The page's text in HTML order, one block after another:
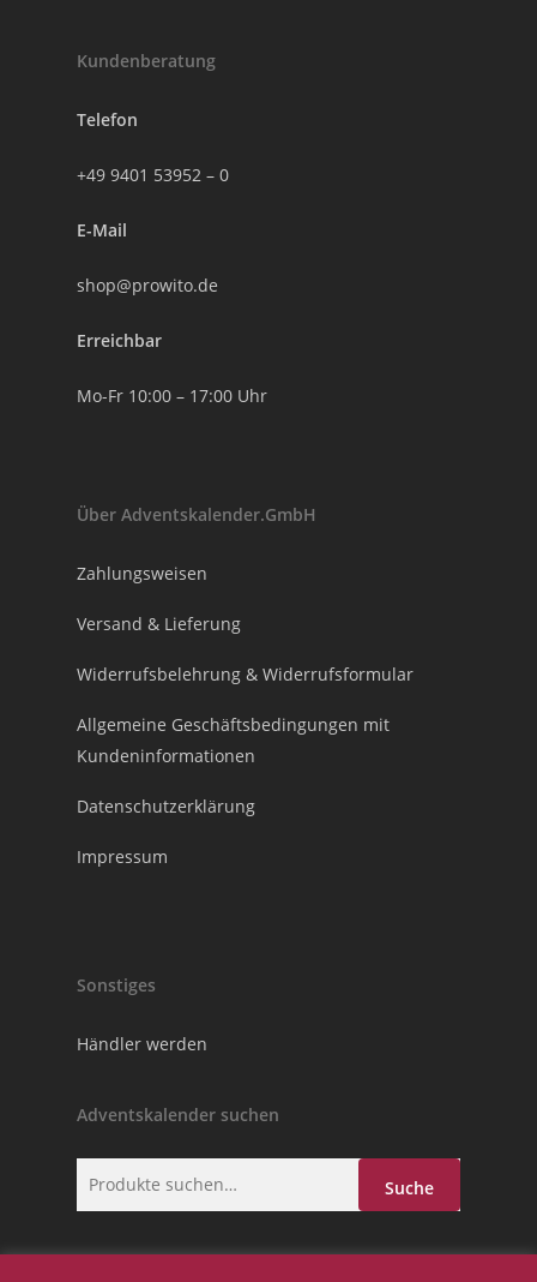
Kundenberatung
Telefon
+49 9401 53952 – 0
E-Mail
shop@prowito.de
Erreichbar
Mo-Fr 10:00 – 17:00 Uhr
Über Adventskalender.GmbH
Zahlungsweisen
Versand & Lieferung
Widerrufsbelehrung & Widerrufsformular
Allgemeine Geschäftsbedingungen mit
Kundeninformationen
Datenschutzerklärung
Impressum
Sonstiges
Händler werden
Adventskalender suchen
Suche